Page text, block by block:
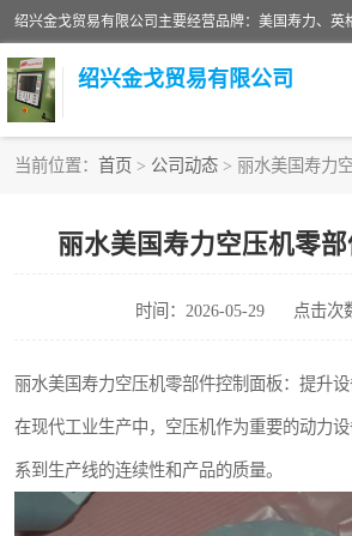
绍兴金戈贸易有限公司
当前位置： 首页 > 公司动态 > 丽水美国寿力
丽水美国寿力空压机零
时间：2026-05-29 点击次
丽水美国寿力空压机零部件控制面板：提升
在现代工业生产中，空压机作为重要的动力
系到生产线的连续性和产品的质量。
美国寿力空压机零部件
英格索兰COOPER离心机配件
微电脑控制器